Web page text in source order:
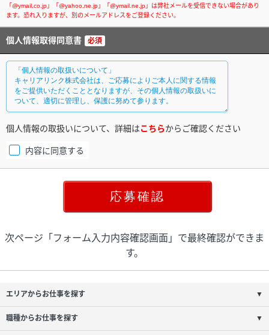
個人情報取得同意書 必須
個人情報の取扱いについて、詳細はこちらからご確認ください
内容に同意する
次ページ「フォーム入力内容確認画面」で最終確認ができま
す。
エリアからお仕事を探す ▼
職種からお仕事を探す ▼